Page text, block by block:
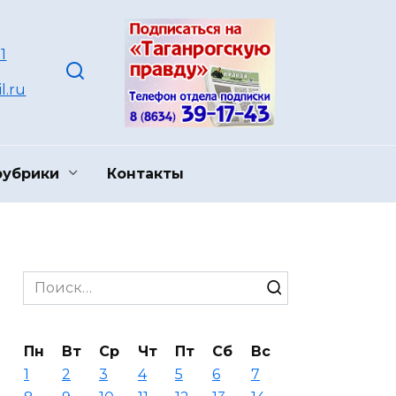
Контакты
Search
for:
Пн Вт Ср Чт Пт Сб
Вс
1
2 3 4 5 6
7